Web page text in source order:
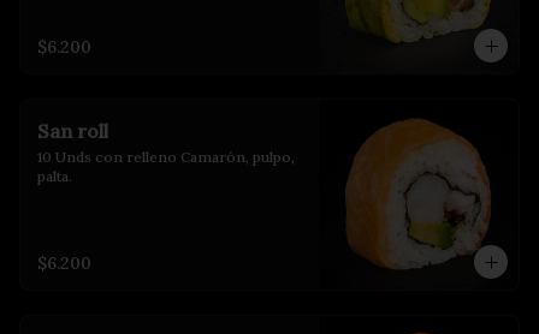
$6.200
San roll
10 Unds con relleno Camarón, pulpo,
palta.
$6.200